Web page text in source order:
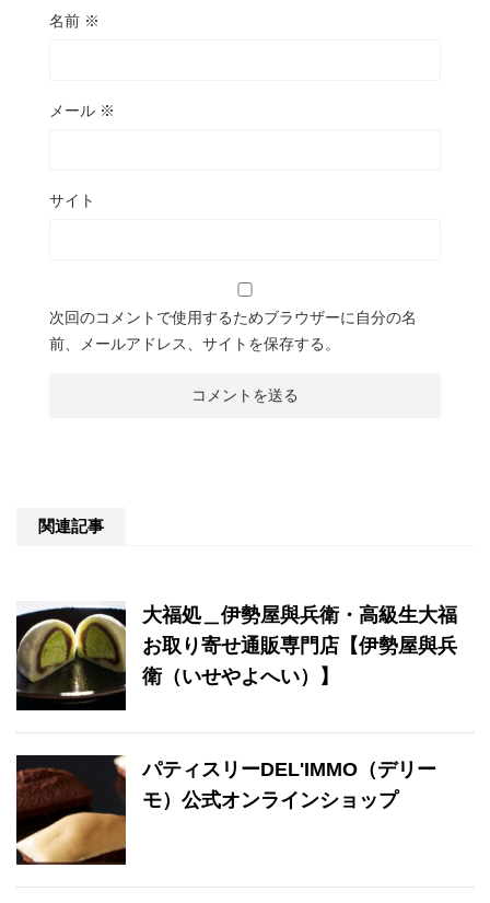
名前 ※
メール ※
サイト
次回のコメントで使用するためブラウザーに自分の名
前、メールアドレス、サイトを保存する。
関連記事
大福処＿伊勢屋與兵衛・高級生大福
お取り寄せ通販専門店【伊勢屋與兵
衛（いせやよへい）】
パティスリーDEL'IMMO（デリー
モ）公式オンラインショップ